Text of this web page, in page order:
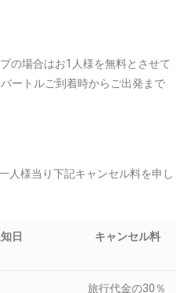
の場合はお1人様を無料とさせて
ートルご到着時からご出発まで
人様当り下記キャンセル料を申し
日 キャンセル料
旅行代金の30％